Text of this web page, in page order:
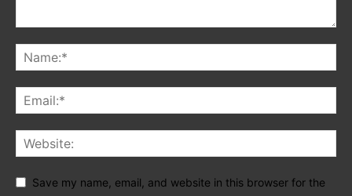
Save my name, email, and website in this browser for the